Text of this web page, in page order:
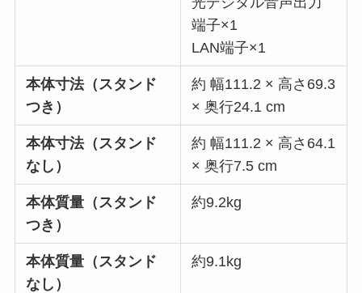
端子×1
LAN端子×1
本体寸法（スタンド
つき）
約 幅111.2 × 高さ69.3
× 奥行24.1 cm
本体寸法（スタンド
なし）
約 幅111.2 × 高さ64.1
× 奥行7.5 cm
本体質量（スタンド
つき）
約9.2kg
本体質量（スタンド
なし）
約9.1kg